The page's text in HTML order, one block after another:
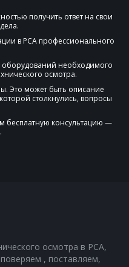
получить ответ на свои
в РСА профессионального
необходимого
осмотра.
Это может быть описание
столкнулись, вопросы
бесплатную консультацию —
осмотра в РСА,
, поставляем,